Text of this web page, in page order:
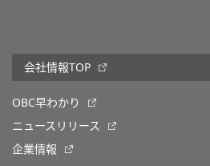
会社情報TOP
OBC早わかり
ニュースリリース
企業情報